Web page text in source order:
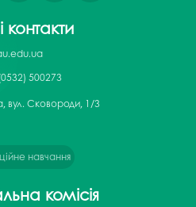
500273
вул. Сковороди, 1/3
навчання
комісія